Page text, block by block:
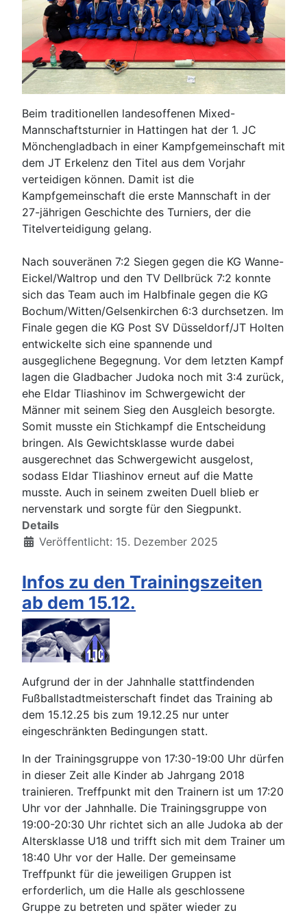
Beim traditionellen landesoffenen Mixed-
Mannschaftsturnier in Hattingen hat der 1. JC
Mönchengladbach in einer Kampfgemeinschaft mit
dem JT Erkelenz den Titel aus dem Vorjahr
verteidigen können. Damit ist die
Kampfgemeinschaft die erste Mannschaft in der
27-jährigen Geschichte des Turniers, der die
Titelverteidigung gelang.
Nach souveränen 7:2 Siegen gegen die KG Wanne-
Eickel/Waltrop und den TV Dellbrück 7:2 konnte
sich das Team auch im Halbfinale gegen die KG
Bochum/Witten/Gelsenkirchen 6:3 durchsetzen. Im
Finale gegen die KG Post SV Düsseldorf/JT Holten
entwickelte sich eine spannende und
ausgeglichene Begegnung. Vor dem letzten Kampf
lagen die Gladbacher Judoka noch mit 3:4 zurück,
ehe Eldar Tliashinov im Schwergewicht der
Männer mit seinem Sieg den Ausgleich besorgte.
Somit musste ein Stichkampf die Entscheidung
bringen. Als Gewichtsklasse wurde dabei
ausgerechnet das Schwergewicht ausgelost,
sodass Eldar Tliashinov erneut auf die Matte
musste. Auch in seinem zweiten Duell blieb er
nervenstark und sorgte für den Siegpunkt.
Details
Veröffentlicht: 15. Dezember 2025
Infos zu den Trainingszeiten
ab dem 15.12.
Aufgrund der in der Jahnhalle stattfindenden
Fußballstadtmeisterschaft findet das Training ab
dem 15.12.25 bis zum 19.12.25 nur unter
eingeschränkten Bedingungen statt.
In der Trainingsgruppe von 17:30-19:00 Uhr dürfen
in dieser Zeit alle Kinder ab Jahrgang 2018
trainieren. Treffpunkt mit den Trainern ist um 17:20
Uhr vor der Jahnhalle. Die Trainingsgruppe von
19:00-20:30 Uhr richtet sich an alle Judoka ab der
Altersklasse U18 und trifft sich mit dem Trainer um
18:40 Uhr vor der Halle. Der gemeinsame
Treffpunkt für die jeweiligen Gruppen ist
erforderlich, um die Halle als geschlossene
Gruppe zu betreten und später wieder zu